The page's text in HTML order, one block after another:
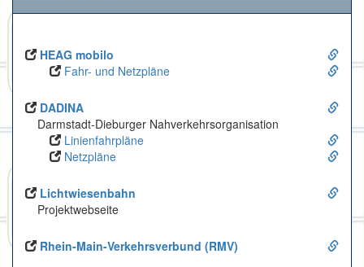
HEAG mobilo
Fahr- und Netzpläne
DADINA
Darmstadt-Dieburger Nahverkehrsorganisation
Linienfahrpläne
Netzpläne
Lichtwiesenbahn
Projektwebseite
Rhein-Main-Verkehrsverbund (RMV)